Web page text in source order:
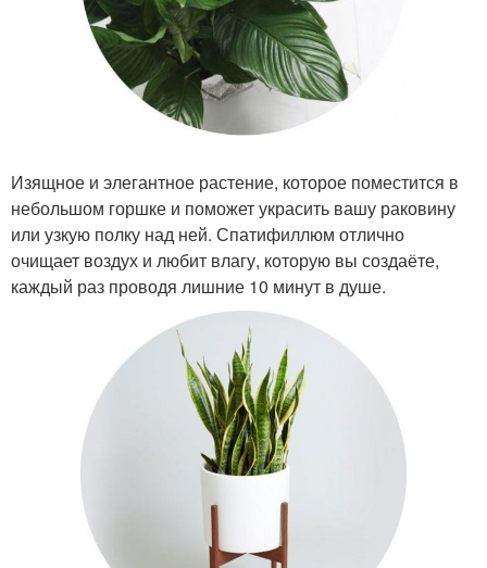
Изящное и элегантное растение, которое поместится в
небольшом горшке и поможет украсить вашу раковину
или узкую полку над ней. Спатифиллюм отлично
очищает воздух и любит влагу, которую вы создаёте,
каждый раз проводя лишние 10 минут в душе.